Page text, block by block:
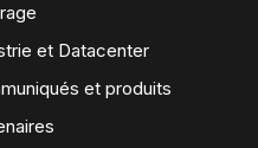
et Datacenter
et produits